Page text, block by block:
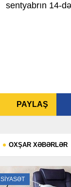
sentyabrın 14-
PAYLAŞ
OXŞAR XƏBƏRLƏR
SİYASƏT